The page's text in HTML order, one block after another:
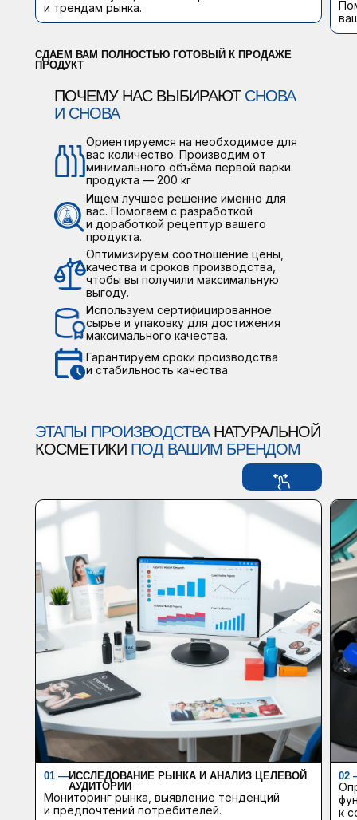
и трендам рынка.
СДАЕМ ВАМ ПОЛНОСТЬЮ ГОТОВЫЙ К ПРОДАЖЕ
ПРОДУКТ
Оптимизируем соотношение цены,
качества и сроков производства,
чтобы вы получили максимальную
выгоду.
Ищем лучшее решение именно для
вас. Помогаем с разработкой
и доработкой рецептур вашего
продукта.
ПОЧЕМУ НАС ВЫБИРАЮТ СНОВА
И СНОВА
Ориентируемся на необходимое для
вас количество. Производим от
минимального объёма первой варки
продукта — 200 кг
Используем сертифицированное
сырье и упаковку для достижения
максимального качества.
Гарантируем сроки производства
и стабильность качества.
ЭТАПЫ ПРОИЗВОДСТВАНАТУРАЛЬНОЙ
КОСМЕТИКИ ПОД ВАШИМ БРЕНДОМ
02
к
01 —ИССЛЕДОВАНИЕ РЫНКА И АНАЛИЗ ЦЕЛЕВОЙ
АУДИТОРИИ
Мониторинг рынка, выявление тенденций
и предпочтений потребителей.